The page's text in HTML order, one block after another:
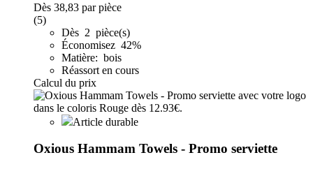
Dès 38,83 par pièce
(5)
Dès 2 pièce(s)
Économisez 42%
Matière: bois
Réassort en cours
Calcul du prix
Article durable
Oxious Hammam Towels - Promo serviette